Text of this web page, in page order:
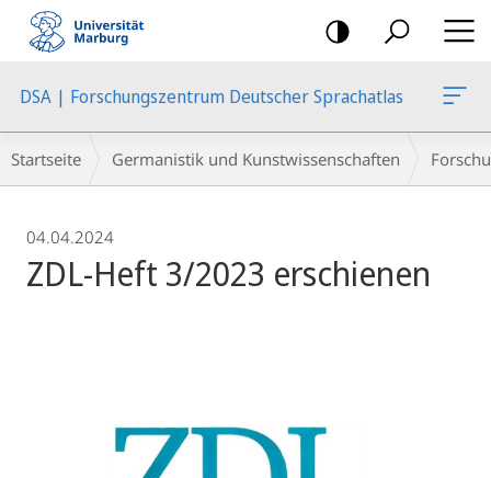
Mobile-
Navigation
DSA | Forschungszentrum Deutscher Sprachatlas
Breadcrumb-
Navigation
Startseite Germanistik und Kunstwissenschaften
04.04.2024
ZDL-Heft 3/2023 erschienen